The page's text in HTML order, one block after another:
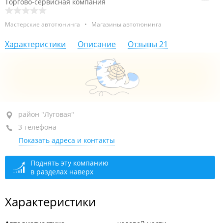
Мастерские автотюнинга • Магазины автотюнинга
Характеристики Описание Отзывы 21
район "Луговая", ул. Луговая, 30/3
+7 (423) 253-19-39
+7 (423) 258-88-80
+7 908 443-19-39
закрыто, откроется в 10:00
район "Луговая"
3 телефона
Показать адреса и контакты
Поднять эту компанию
в разделах наверх
Характеристики